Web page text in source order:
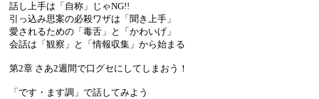
話し上手は「自称」じゃNG!!
引っ込み思案の必殺ワザは「聞き上手」
愛されるための「毒舌」と「かわいげ」
会話は「観察」と「情報収集」から始まる
第2章 さあ2週間で口グセにしてしまおう！
「です・ます調」で話してみよう